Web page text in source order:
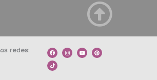
redes:
F
a
c
e
b
I
n
s
Y
o
u
P
i
n
T
i
k
t
o